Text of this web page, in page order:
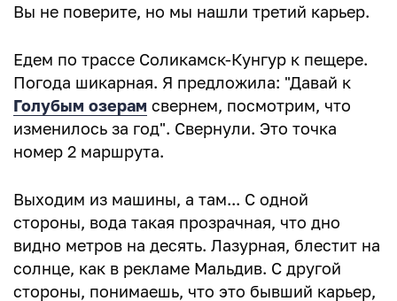
Вы не поверите, но мы нашли третий карьер.
Едем по трассе Соликамск-Кунгур к пещере.
Погода шикарная. Я предложила: "Давай к
Голубым озерам свернем, посмотрим, что
изменилось за год". Свернули. Это точка
номер 2 маршрута.
Выходим из машины, а там... С одной
стороны, вода такая прозрачная, что дно
видно метров на десять. Лазурная, блестит на
солнце, как в рекламе Мальдив. С другой
стороны, понимаешь, что это бывший карьер,